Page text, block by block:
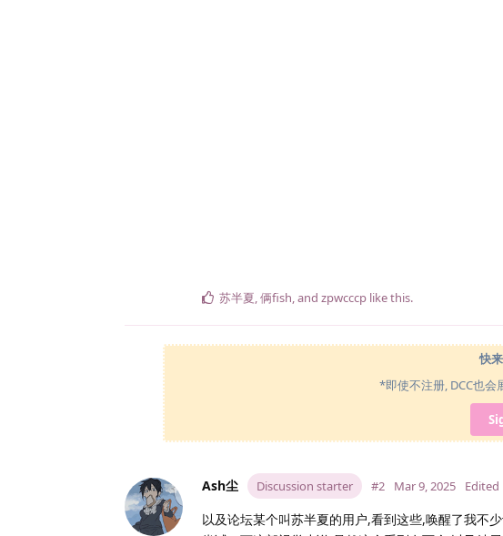
苏半夏,俩fish, and zpwcccp like this.
快
*即使不注册, DCC也会
Ash尘 Discussion starter #2 Mar 9, 2025 Edited
以及论坛某个叫苏半夏的用户,看到这些,唤醒了我不